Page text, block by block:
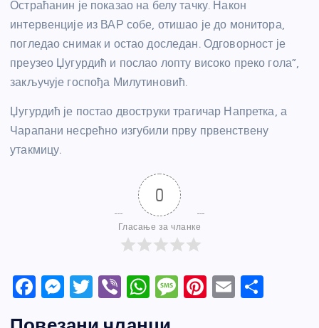
Остраћанин је показао на белу тачку. Након
интервенције из ВАР собе, отишао је до монитора,
погледао снимак и остао доследан. Одговорност је
преузео Џугурдић и послао лопту високо преко гола”,
закључује госпођа Милутиновић.
Џугурдић је постао двоструки трагичар Напретка, а
Чарапани несрећно изгубили прву првенствену
утакмицу.
0
Гласање за чланке
F
M T
Vi W M Pi E